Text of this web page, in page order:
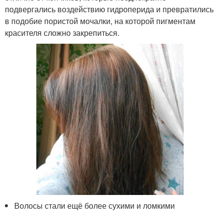
подвергались воздействию гидроперида и превратились
в подобие пористой мочалки, на которой пигментам
красителя сложно закрепиться.
Волосы стали ещё более сухими и ломкими